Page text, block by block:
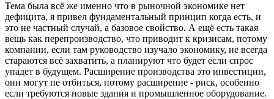
Тема была всё же именно что в рыночной экономике нет
дефицита, я привел фундаментальный принцип когда есть, и
это не частный случай, а базовое свойство. А ещё есть такая
вещь как перепроизводство, что приводит к кризисам, потому
компании, если там руководство изучало экономику, не всегда
стараются всё захватить, а планируют что будет если спрос
упадет в будущем. Расширение производства это инвестиции,
они могут не отбиться, потому расширение - риск, особенно
если требуются новые здания и промышленное оборудование.